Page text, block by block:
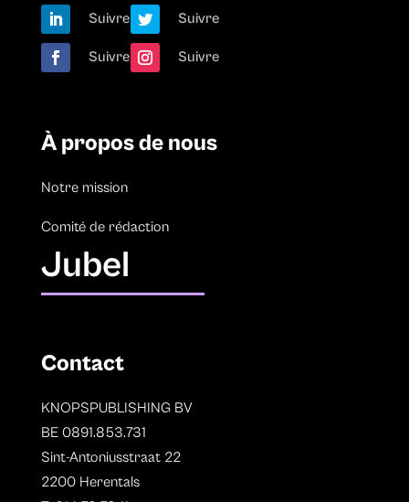
Suivre Suivre
Suivre Suivre
À propos de nous
Notre mission
Comité de rédaction
Jubel
Contact
KNOPSPUBLISHING BV
BE 0891.853.731
Sint-Antoniusstraat 22
2200 Herentals